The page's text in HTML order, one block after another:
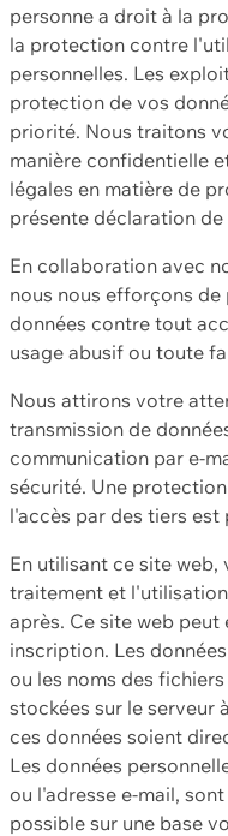
personne a droit à la
la protection contre
personnelles. Les
protection de vos
priorité. Nous traitons
manière confidentielle
légales en matière de
présente déclaration
En collaboration avec
nous nous efforçons de
données contre tout
usage abusif ou toute
Nous attirons votre
transmission de
communication par e-
sécurité. Une
l'accès par des tiers
En utilisant ce site
traitement et
après. Ce site web
inscription. Les
ou les noms des
stockées sur le serveur
ces données soient
Les données
ou l'adresse e-mail,
possible sur une base